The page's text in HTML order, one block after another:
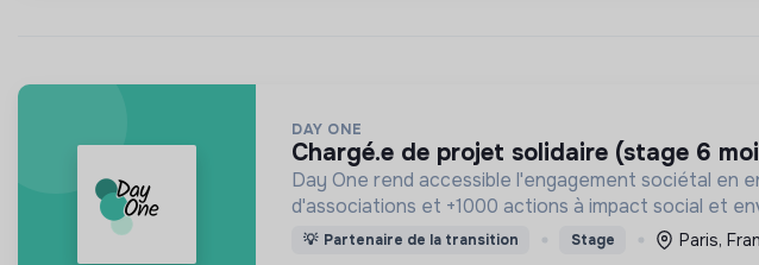
DAY ONE
chargé.e de projet solidaire (stage 6
Day One rend accessible l'engagement sociétal en
d'associations et +1000 actions à impact social et
💡 Partenaire de la transition Stage Paris,